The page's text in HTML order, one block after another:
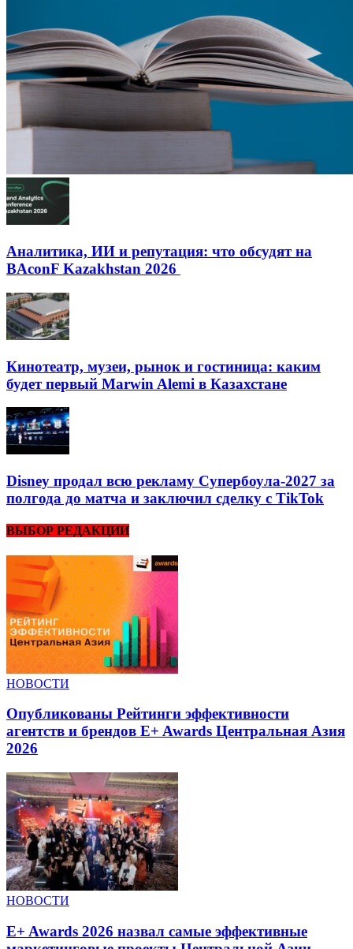
Аналитика, ИИ и репутация: что обсудят на
BAconF Kazakhstan 2026
Кинотеатр, музеи, рынок и гостиница: каким
будет первый Marwin Alemi в Казахстане
Disney продал всю рекламу Супербоула-2027 за
полгода до матча и заключил сделку с TikTok
ВЫБОР РЕДАКЦИИ
НОВОСТИ
Опубликованы Рейтинги эффективности
агентств и брендов E+ Awards Центральная Азия
2026
НОВОСТИ
E+ Awards 2026 назвал самые эффективные